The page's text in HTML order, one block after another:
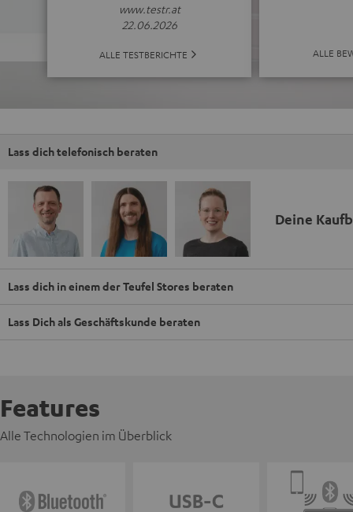
www.testr.at
22.06.2026
ALLE TESTBERICHTE ALLE
Lass dich telefonisch beraten
Deine
Lass dich in einem der Teufel Stores beraten
Lass Dich als Geschäftskunde beraten
Features
Alle Technologien im Überblick